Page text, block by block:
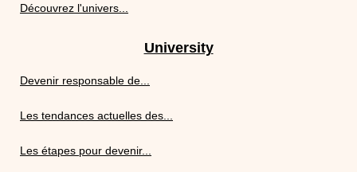
Découvrez l'univers...
University
Devenir responsable de...
Les tendances actuelles des...
Les étapes pour devenir...